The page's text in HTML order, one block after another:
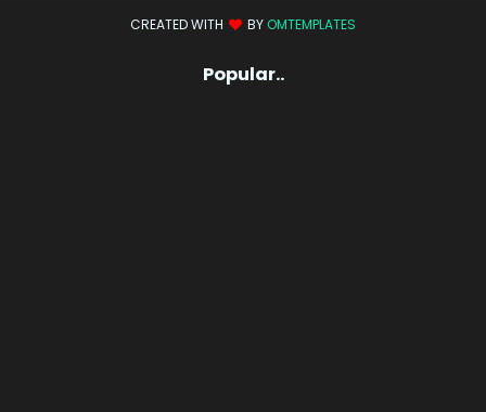
CREATED WITH BY OMTEMPLATES
Popular..